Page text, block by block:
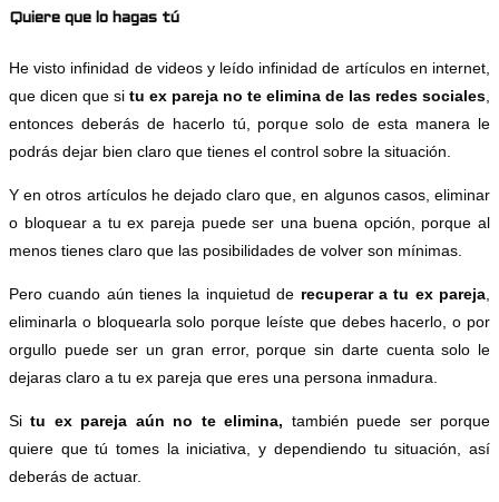
Quiere que lo hagas tú
He visto infinidad de videos y leído infinidad de artículos en internet,
que dicen que si tu ex pareja no te elimina de las redes sociales
entonces deberás de hacerlo tú, porque solo de esta manera le
podrás dejar bien claro que tienes el control sobre la situación.
Y en otros artículos he dejado claro que, en algunos casos, eliminar
o bloquear a tu ex pareja puede ser una buena opción, porque al
menos tienes claro que las posibilidades de volver son mínimas.
Pero cuando aún tienes la inquietud de recuperar a tu ex pareja
eliminarla o bloquearla solo porque leíste que debes hacerlo, o por
orgullo puede ser un gran error, porque sin darte cuenta solo le
dejaras claro a tu ex pareja que eres una persona inmadura.
Situ ex pareja aún no te elimina, también puede ser porque
quiere que tú tomes la iniciativa, y dependiendo tu situación, así
deberás de actuar.